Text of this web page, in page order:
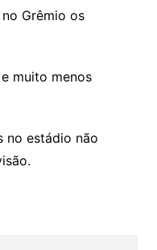
Grêmio os
muito menos
no estádio não